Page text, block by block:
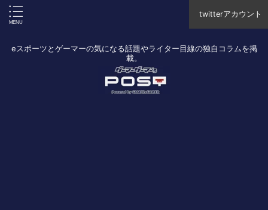
twitterアカウント
eスポーツとゲーマーの気になる話題やライター目線の独自コラムを掲
載。